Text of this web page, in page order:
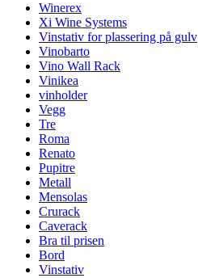
Generell
Levering Montert
Plassering
Modulærtrue
FinishFuru
Dimensjoner (BxHxD cm)
Høyde (cm)
Bredde (cm)
Dybde (cm)
Vekt (kg)
Winerex
Xi Wine Systems
Vinstativ for plassering på gulv
Vinobarto
Vino Wall Rack
Vinikea
vinholder
Vegg
Tre
Roma
Renato
Pupitre
Metall
Mensolas
Crurack
Caverack
Bra til prisen
Bord
Vinstativ